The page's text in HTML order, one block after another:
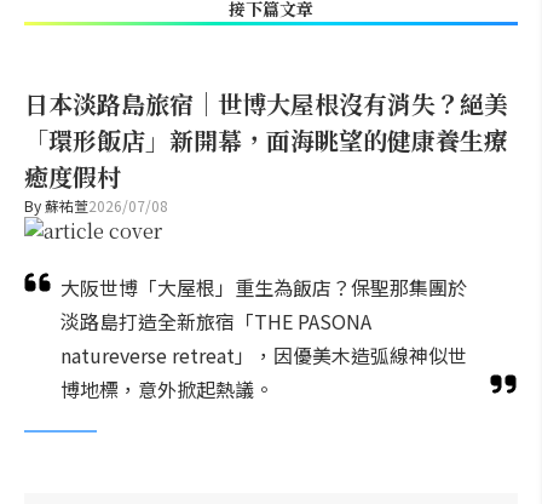
接下篇文章
日本淡路島旅宿｜世博大屋根沒有消失？絕美
「環形飯店」新開幕，面海眺望的健康養生療
癒度假村
By蘇祐萱2026/07/08
大阪世博「大屋根」重生為飯店？保聖那集團於
淡路島打造全新旅宿「THE PASONA
natureverse retreat」，因優美木造弧線神似世
博地標，意外掀起熱議。